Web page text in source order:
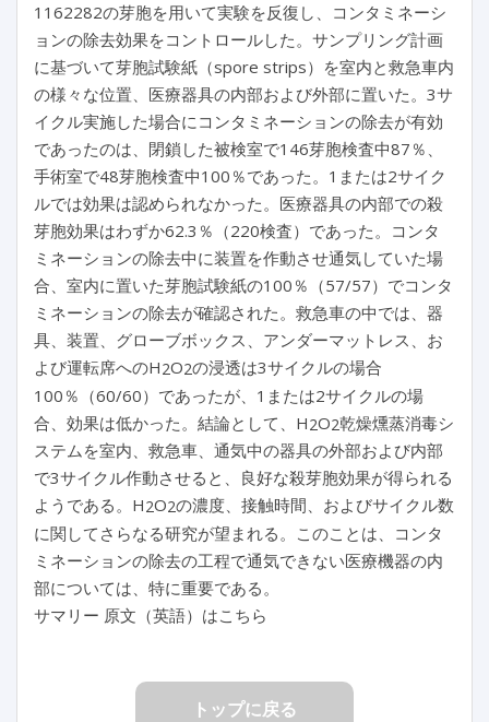
1162282の芽胞を用いて実験を反復し、コンタミネーシ
ョンの除去効果をコントロールした。サンプリング計画
に基づいて芽胞試験紙（spore strips）を室内と救急車内
の様々な位置、医療器具の内部および外部に置いた。3サ
イクル実施した場合にコンタミネーションの除去が有効
であったのは、閉鎖した被検室で146芽胞検査中87％、
手術室で48芽胞検査中100％であった。1または2サイク
ルでは効果は認められなかった。医療器具の内部での殺
芽胞効果はわずか62.3％（220検査）であった。コンタ
ミネーションの除去中に装置を作動させ通気していた場
合、室内に置いた芽胞試験紙の100％（57/57）でコンタ
ミネーションの除去が確認された。救急車の中では、器
具、装置、グローブボックス、アンダーマットレス、お
よび運転席へのH2O2の浸透は3サイクルの場合
100％（60/60）であったが、1または2サイクルの場
合、効果は低かった。結論として、H2O2乾燥燻蒸消毒シ
ステムを室内、救急車、通気中の器具の外部および内部
で3サイクル作動させると、良好な殺芽胞効果が得られる
ようである。H2O2の濃度、接触時間、およびサイクル数
に関してさらなる研究が望まれる。このことは、コンタ
ミネーションの除去の工程で通気できない医療機器の内
部については、特に重要である。
サマリー 原文（英語）はこちら
トップに戻る